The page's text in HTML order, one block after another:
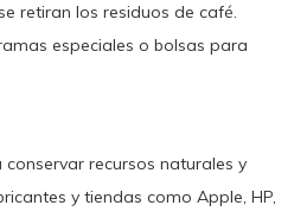
retiran los residuos de café.
especiales o bolsas para
recursos naturales y
y tiendas como Apple, HP,